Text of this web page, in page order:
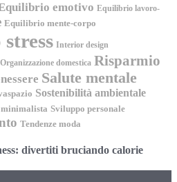
emotivo Equilibrio lavoro-
Equilibrio mente-corpo
Interior design
Organizzazione domestica Risparmio
Salute mentale
Sostenibilità ambientale
Sviluppo personale
Tendenze moda
divertiti bruciando calorie